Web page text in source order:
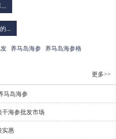
...
养马岛海参 养马岛海参格
更多>>
马岛海参
海参批发市场
实惠